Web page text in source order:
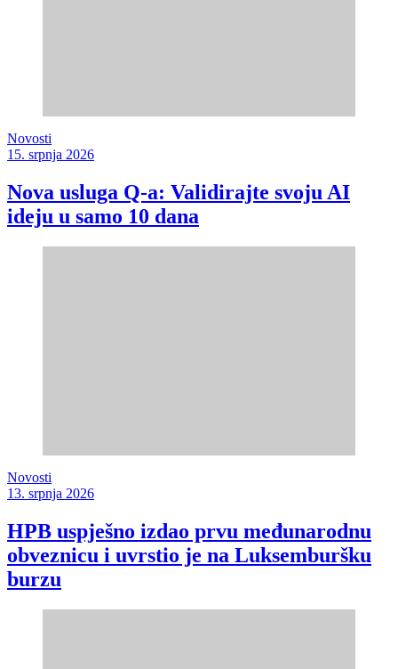
Novosti
15. srpnja 2026
Nova usluga Q-a: Validirajte svoju AI
ideju u samo 10 dana
Novosti
13. srpnja 2026
HPB uspješno izdao prvu međunarodnu
obveznicu i uvrstio je na Luksemburšku
burzu